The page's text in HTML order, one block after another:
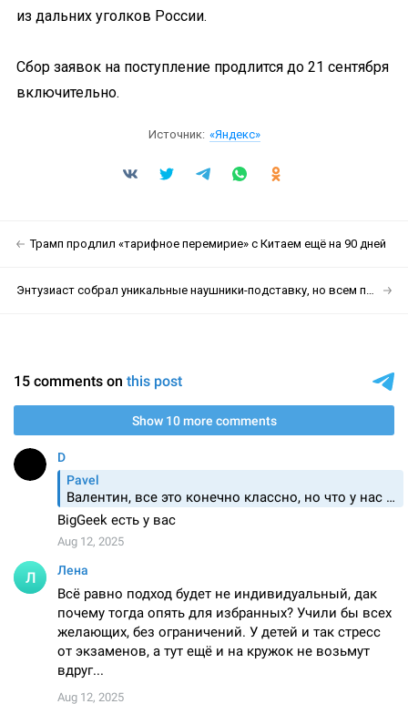
из дальних уголков России.
Сбор заявок на поступление продлится до 21 сентября
включительно.
Источник: «Яндекс»
Трамп продлил «тарифное перемирие» с Китаем ещё на 90 дней
Энтузиаст собрал уникальные наушники-подставку, но всем плевать, потому он похож на Стива Джобса